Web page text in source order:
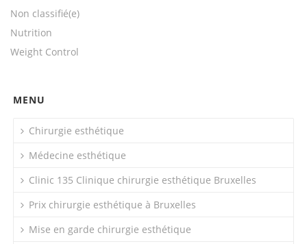
Non classifié(e)
Nutrition
Weight Control
MENU
Chirurgie esthétique
Médecine esthétique
Clinic 135 Clinique chirurgie esthétique Bruxelles
Prix chirurgie esthétique à Bruxelles
Mise en garde chirurgie esthétique